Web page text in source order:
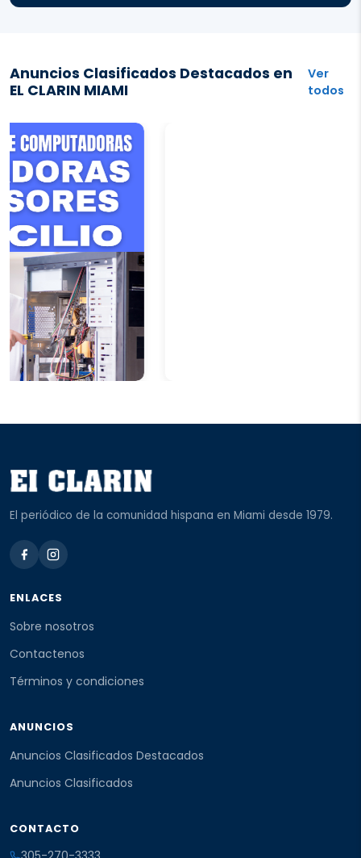
Anuncios Clasificados Destacados en
EL CLARIN MIAMI
Ver
todos
El periódico de la comunidad hispana en Miami desde 1979.
ENLACES
Sobre nosotros
Contactenos
Términos y condiciones
ANUNCIOS
Anuncios Clasificados Destacados
Anuncios Clasificados
CONTACTO